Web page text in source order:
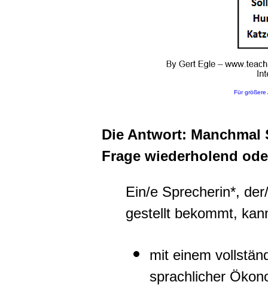
Für größere
Die Antwort: Manchmal
Frage wiederholend
Ein/e Sprecherin*,
gestellt bekommt,
mit einem
sprachlicher